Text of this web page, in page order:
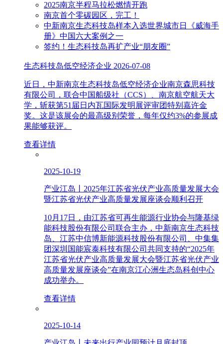
2025南京半程马拉松燃情开跑
南京首个零碳园区，完工！
中新南京生态科技岛样本入选世界城市日《威海手
册》中国六大案例之一
签约！生态科技岛再扩产业“朋友圈”
生态科技岛低空经济企业 2026-07-08
近日，中新南京生态科技岛低空经济企业南京森思科技
有限公司，联合中国船级社（CCS）、南京航空航天大
学，斩获第51届日内瓦国际发明展评审团特别嘉许金
奖。这是该展会的最高级别荣誉，每年仅约3%的参展成
果能够获评。
查看详情
2025-10-19
产业江岛丨2025年江苏省光伏产业高质量发展大会
暨江苏省光伏产业高质量发展座谈会顺利召开
10月17日，由江苏省可再生能源行业协会与隆基绿
能科技股份有限公司联合主办，中新南京生态科技
岛、江苏中信博新能源科技股份有限公司、中集集
团深圳国能宸泰科技有限公司共同支持的“2025年
江苏省光伏产业高质量发展大会暨江苏省光伏产业
高质量发展座谈会”在南京江心洲生态岛科创中心
成功举办。
查看详情
2025-10-14